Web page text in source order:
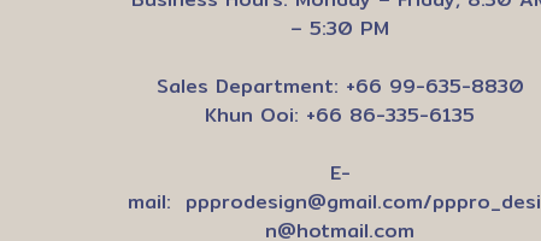
– 5:30 PM
Sales Department: +66 99-635-8830
Khun Ooi: +66 86-335-6135
E-
mail: ppprodesign@gmail.com/
n@hotmail.com